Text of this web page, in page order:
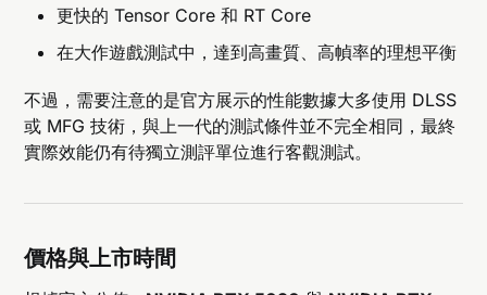
更快的 Tensor Core 和 RT Core
在大作遊戲測試中，達到高畫質、高幀率的理想平衡
不過，需要注意的是官方展示的性能數據大多使用 DLSS
或 MFG 技術，與上一代的測試條件並不完全相同，最終
實際效能仍有待獨立測評單位進行客觀測試。
價格與上市時間